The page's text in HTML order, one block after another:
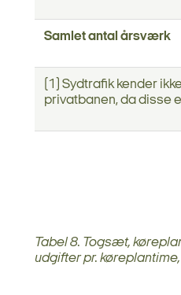
Samlet antal årsværk
(1) Sydtrafik kender
privatbanen, da disse
Tabel 8. Togsæt,
udgifter pr.